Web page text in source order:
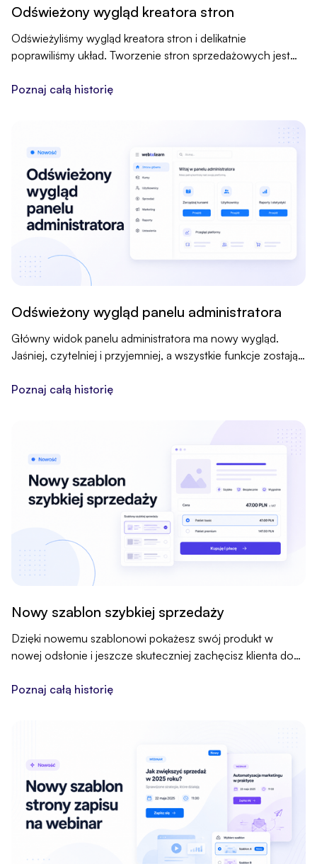
Odświeżony wygląd kreatora stron
Odświeżyliśmy wygląd kreatora stron i delikatnie
poprawiliśmy układ. Tworzenie stron sprzedażowych jest
zostają tam, gdzie były.
Poznaj całą historię
Odświeżony wygląd panelu administratora
Główny widok panelu administratora ma nowy wygląd.
Jaśniej, czytelniej i przyjemniej, a wszystkie funkcje zostają
Poznaj całą historię
Nowy szablon szybkiej sprzedaży
Dzięki nowemu szablonowi pokażesz swój produkt w
nowej odsłonie i jeszcze skuteczniej zachęcisz klienta do
Poznaj całą historię